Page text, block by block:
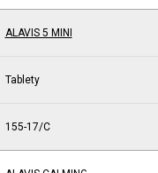
ALAVIS 5 MINI
Tablety
155-17/C